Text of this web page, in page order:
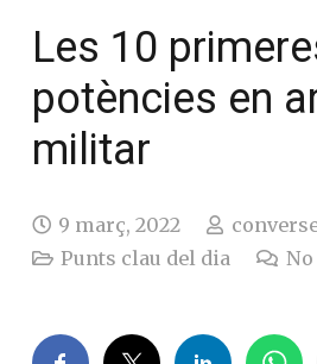
Les 10
potències en
militar
9 març, 2022
Punts clau del dia